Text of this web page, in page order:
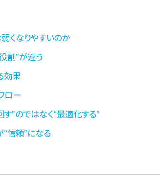
くなりやすいのか
割”が違う
効果
ロー
”のではなく“最適化する”
“信頼”になる